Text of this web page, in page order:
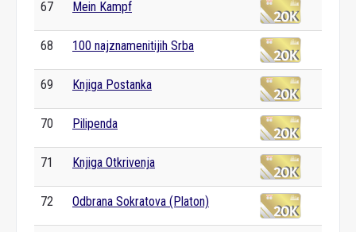
67 Mein Kampf
68 100 najznamenitijih Srba
69 Knjiga Postanka
70 Pilipenda
71 Knjiga Otkrivenja
72 Odbrana Sokratova (Platon)